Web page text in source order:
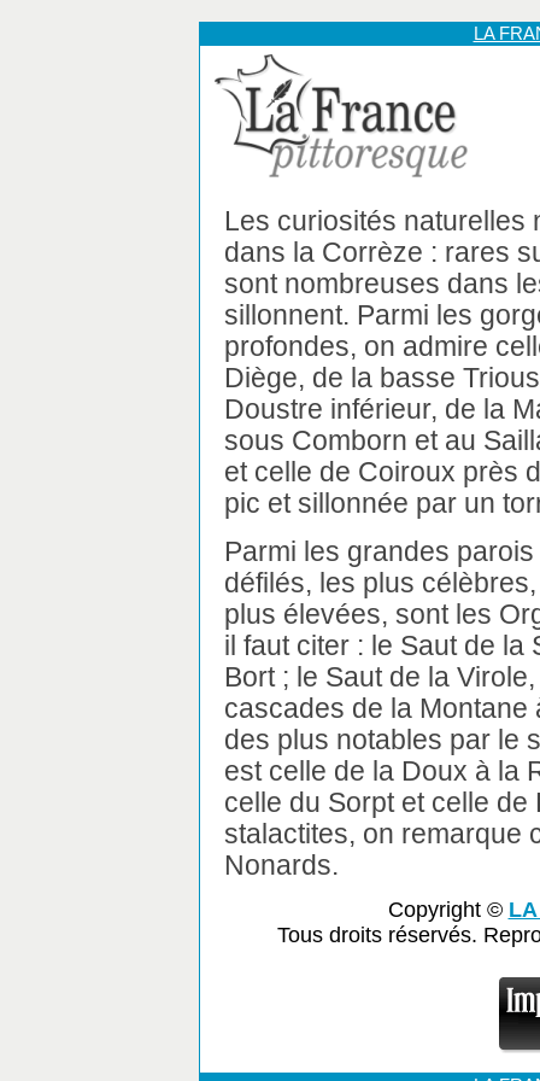
LA
Les curiosités naturelles
dans la Corrèze : rares
sont nombreuses dans
sillonnent. Parmi les
profondes, on admire
Diège, de la basse
Doustre inférieur, de la
sous Comborn et au
et celle de Coiroux près
pic et sillonnée par un
Parmi les grandes
défilés, les plus
plus élevées, sont les
il faut citer : le Saut de la
Bort ; le Saut de la
cascades de la Montane
des plus notables par le
est celle de la Doux à la
celle du Sorpt et celle
stalactites, on remarque
Nonards.
Copyright ©
Tous droits réservés.